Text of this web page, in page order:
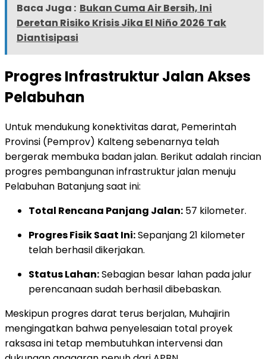
Baca Juga : Bukan Cuma Air Bersih, Ini
Deretan Risiko Krisis Jika El Niño 2026 Tak
Diantisipasi
Progres Infrastruktur Jalan Akses
Pelabuhan
Untuk mendukung konektivitas darat, Pemerintah
Provinsi (Pemprov) Kalteng sebenarnya telah
bergerak membuka badan jalan. Berikut adalah rincian
progres pembangunan infrastruktur jalan menuju
Pelabuhan Batanjung saat ini:
Total Rencana Panjang Jalan: 57 kilometer.
Progres Fisik Saat Ini:Sepanjang 21 kilometer
telah berhasil dikerjakan.
Status Lahan:Sebagian besar lahan pada jalur
perencanaan sudah berhasil dibebaskan.
Meskipun progres darat terus berjalan, Muhajirin
mengingatkan bahwa penyelesaian total proyek
raksasa ini tetap membutuhkan intervensi dan